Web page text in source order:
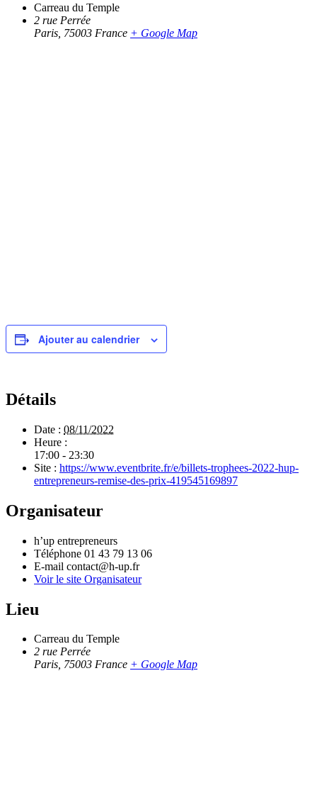
Carreau du Temple
2 rue Perrée
Paris 75003 France + Google Map
Ajouter au calendrier
Détails
Date : 08/11/2022
Heure :
17:00 - 23:30
Site : https://www.eventbrite.fr/e/billets-trophees-2022-hup-
entrepreneurs-remise-des-prix-419545169897
Organisateur
h’up entrepreneurs
Téléphone 01 43 79 13 06
E-mail contact@h-up.fr
Voir le site Organisateur
Lieu
Carreau du Temple
2 rue Perrée
Paris, 75003 France + Google Map